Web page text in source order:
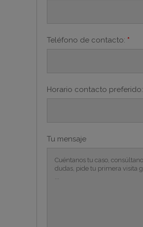
Teléfono de contacto: *
Horario contacto preferido:
Tu mensaje